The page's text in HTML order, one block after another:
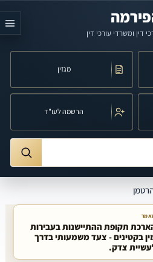
דין ומשרדי עורכי דין
מגזין
הרשמה לעו"ד
או עיר
תקופת ההתיישנות בעבירות
בקטינים - צעד משמעותי בדרך
צדק.